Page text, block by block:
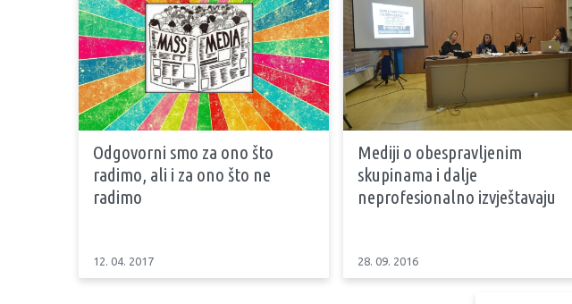
Odgovorni smo za ono što
radimo, ali i za ono što ne
radimo
12. 04. 2017
Mediji o obespravljenim
skupinama i dalje
neprofesionalno izvještavaju
28. 09. 2016